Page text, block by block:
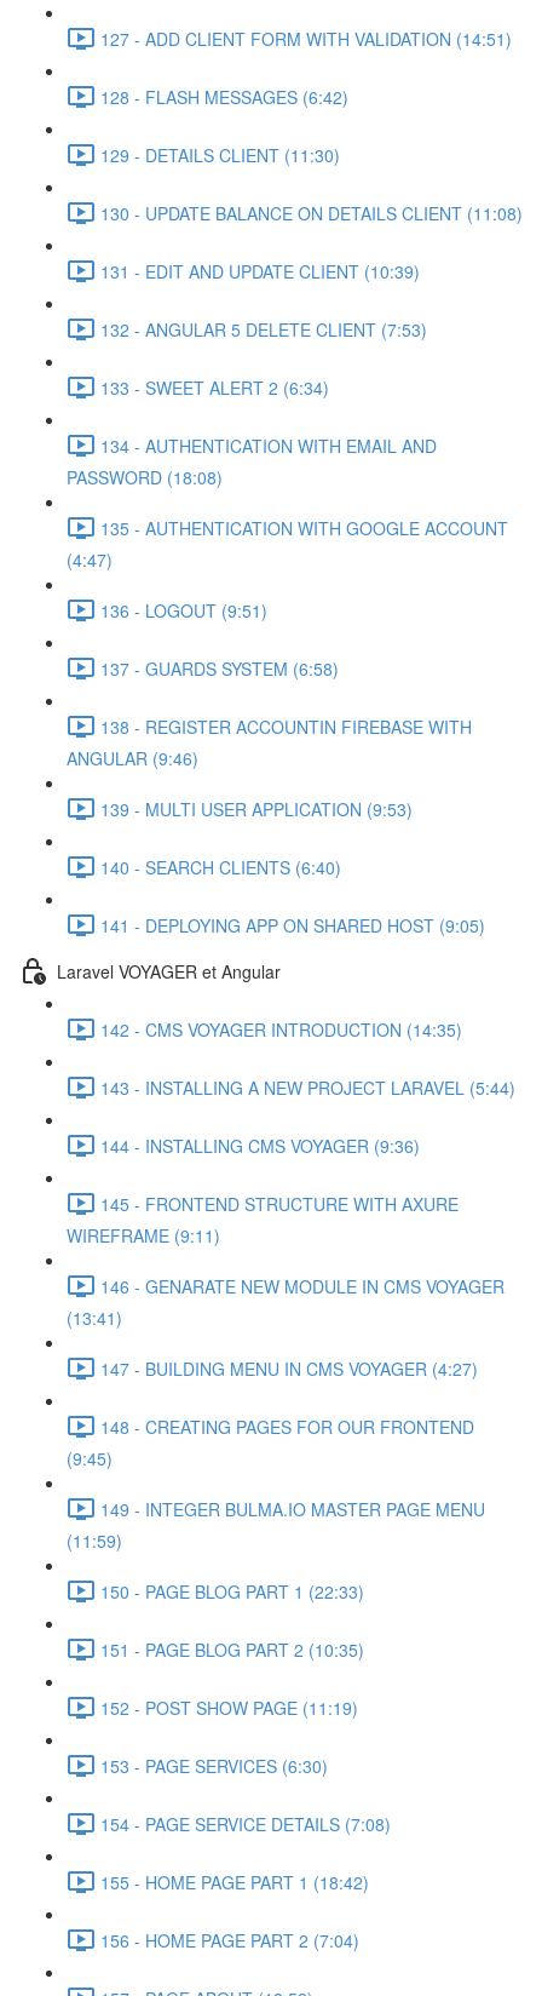
127 - ADD CLIENT FORM WITH VALIDATION (14:51)
128 - FLASH MESSAGES (6:42)
129 - DETAILS CLIENT (11:30)
130 - UPDATE BALANCE ON DETAILS CLIENT (11:08)
131 - EDIT AND UPDATE CLIENT (10:39)
132 - ANGULAR 5 DELETE CLIENT (7:53)
133 - SWEET ALERT 2 (6:34)
134 - AUTHENTICATION WITH EMAIL AND
PASSWORD (18:08)
135 - AUTHENTICATION WITH GOOGLE ACCOUNT
(4:47)
136 - LOGOUT (9:51)
137 - GUARDS SYSTEM (6:58)
138 - REGISTER ACCOUNTIN FIREBASE WITH
ANGULAR (9:46)
139 - MULTI USER APPLICATION (9:53)
140 - SEARCH CLIENTS (6:40)
141 - DEPLOYING APP ON SHARED HOST (9:05)
Laravel VOYAGER et Angular
142 - CMS VOYAGER INTRODUCTION (14:35)
143 - INSTALLING A NEW PROJECT LARAVEL (5:44)
144 - INSTALLING CMS VOYAGER (9:36)
145 - FRONTEND STRUCTURE WITH AXURE
WIREFRAME (9:11)
146 - GENARATE NEW MODULE IN CMS VOYAGER
(13:41)
147 - BUILDING MENU IN CMS VOYAGER (4:27)
148 - CREATING PAGES FOR OUR FRONTEND
(9:45)
149 - INTEGER BULMA.IO MASTER PAGE MENU
(11:59)
150 - PAGE BLOG PART 1 (22:33)
151 - PAGE BLOG PART 2 (10:35)
152 - POST SHOW PAGE (11:19)
153 - PAGE SERVICES (6:30)
154 - PAGE SERVICE DETAILS (7:08)
155 - HOME PAGE PART 1 (18:42)
156 - HOME PAGE PART 2 (7:04)